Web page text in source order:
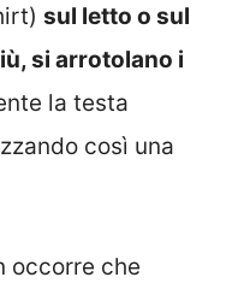
sul letto o sul
si arrotolano i
la testa
così una
occorre che